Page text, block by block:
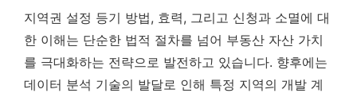
지역권 설정 등기 방법, 효력, 그리고 신청과 소멸에 대
한 이해는 단순한 법적 절차를 넘어 부동산 자산 가치
를 극대화하는 전략으로 발전하고 있습니다. 향후에는
데이터 분석 기술의 발달로 인해 특정 지역의 개발 계